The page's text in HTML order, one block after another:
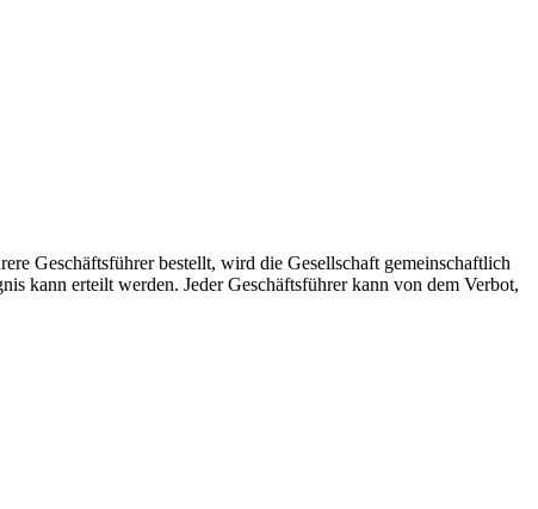
Geschäftsführer bestellt, wird die Gesellschaft gemeinschaftlich
kann erteilt werden. Jeder Geschäftsführer kann von dem Verbot,